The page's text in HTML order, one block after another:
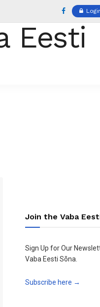
Join the Vaba
Sign Up for Our
Vaba Eesti Sõna.
Subscribe here →